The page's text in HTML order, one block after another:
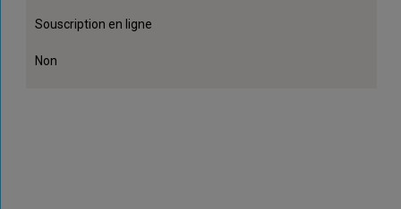
Souscription en ligne
Non